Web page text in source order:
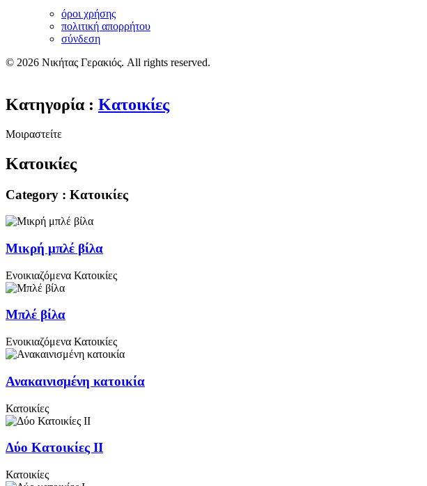
όροι χρήσης
πολιτική απορρήτου
σύνδεση
© 2026 Νικήτας Γερακιός. All rights reserved.
Κατηγορία: Κατοικίες
Μοιραστείτε
Κατοικίες
Category : Κατοικίες
Μικρή μπλέ βίλα
Ενοικιαζόμενα Κατοικίες
Μπλέ βίλα
Ενοικιαζόμενα Κατοικίες
Ανακαινισμένη κατοικία
Κατοικίες
Δύο Κατοικίες ΙΙ
Κατοικίες